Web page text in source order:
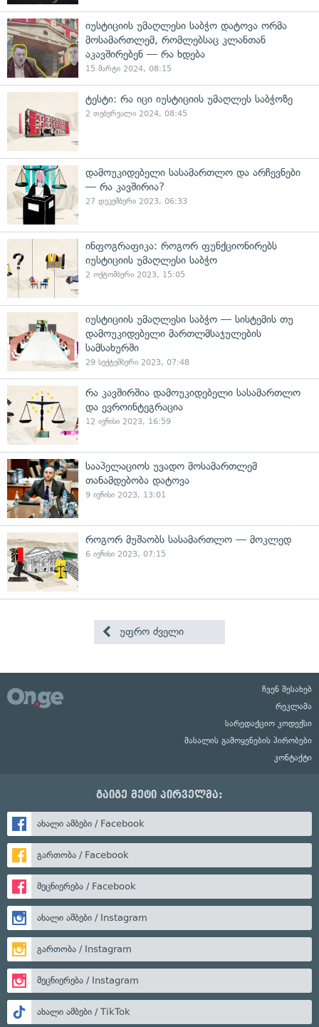
იუსტიციის უმაღლესი საბჭო დატოვა ორმა
მოსამართლემ, რომლებსაც კლანთან
აკავშირებენ — რა ხდება
15 მარტი 2024, 08:15
ტესტი: რა იცი იუსტიციის უმაღლეს საბჭოზე
2 თებერვალი 2024, 08:45
დამოუკიდებელი სასამართლო და არჩევნები
— რა კავშირია?
27 დეკემბერი 2023, 06:33
ინფოგრაფიკა: როგორ ფუნქციონირებს
იუსტიციის უმაღლესი საბჭო
2 ოქტომბერი 2023, 15:05
იუსტიციის უმაღლესი საბჭო — სისტემის თუ
დამოუკიდებელი მართლმსაჯულების
სამსახურში
29 სექტემბერი 2023, 07:48
რა კავშირშია დამოუკიდებელი სასამართლო
და ევროინტეგრაცია
12 ივნისი 2023, 16:59
სააპელაციოს უვადო მოსამართლემ
თანამდებობა დატოვა
9 ივნისი 2023, 13:01
როგორ მუშაობს სასამართლო — მოკლედ
6 ივნისი 2023, 07:15
უფრო ძველი
ჩვენ შესახებ
რეკლამა
სარედაქციო კოდექსი
მასალის გამოყენების პირობები
კონტაქტი
გაიგე მეტი პირველმა:
ახალი ამბები / Facebook
გართობა / Facebook
მეცნიერება / Facebook
ახალი ამბები / Instagram
გართობა / Instagram
მეცნიერება / Instagram
ახალი ამბები / TikTok